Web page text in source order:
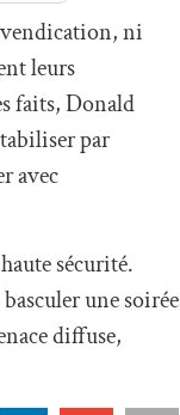
ni
leurs
faits, Donald
par
avec
sécurité.
une soirée
diffuse,